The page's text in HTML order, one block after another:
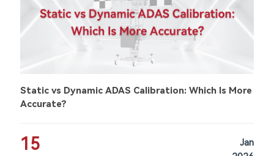
Static vs Dynamic ADAS Calibration: Which Is More
Accurate?
15
Jan